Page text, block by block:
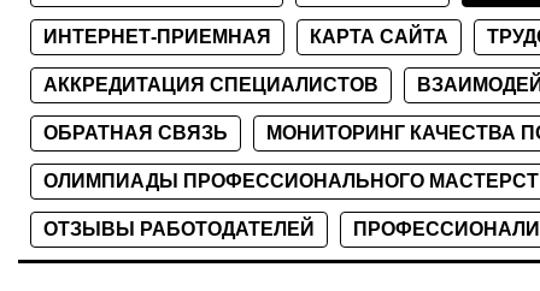
ИНТЕРНЕТ-ПРИЕМНАЯ КАРТА САЙТА
АККРЕДИТАЦИЯ СПЕЦИАЛИСТОВ
ОБРАТНАЯ СВЯЗЬ МОНИТОРИНГ КАЧЕСТВА
ОЛИМПИАДЫ ПРОФЕССИОНАЛЬНОГО
ОТЗЫВЫ РАБОТОДАТЕЛЕЙ